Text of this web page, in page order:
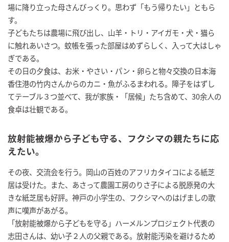
場に降り立った母さんびっくり。思わず「もう帰りたい」ともら
す。
子どもたちは農場に飛び出し、山羊・トリ・アイガモ・犬・猫ら
に触れあいさつ。蚊帳を張った部屋はめずらしく、入って大はしゃ
ぎである。
その日の夕食は、お米・やさい・パン・卵らと物々交換の日本海
香住港の竹内さんからのカニ・魚がふるまわれる。障子をはずし
てテーブル３つ並べて、我が家族・「居候」たち含めて、30余人の
食卓は壮観である。
放射能被爆から子ども守る、フクシマの親たちに応
えたい。
その夜、交流会を行う。岡山の百姓のアフリカタイコによる紙芝
居は受けた。また、あさって農園工房のりさ子による脱原発の大
きな紙芝居も好評。神戸の小学生の、フクシマへのはげましの歌
声に嘆声があがる。
「放射能被爆から子どもを守る」ハーメルンプロジェクト代表の
志田さんは、幼い子２人の父親である。放射能汚染を避けるため